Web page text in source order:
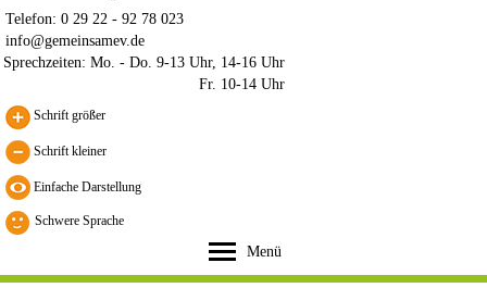
Telefon: 0 29 22 - 92 78 023
info@gemeinsamev.de
Sprechzeiten: Mo. - Do. 9-13 Uhr, 14-16 Uhr
Fr. 10-14 Uhr
Schrift größer
Schrift kleiner
Schwere Sprache
Menü